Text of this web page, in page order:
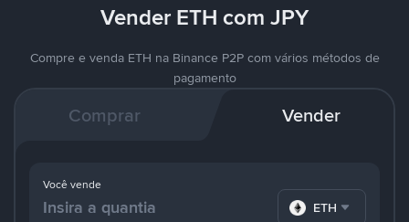
Vender ETH com JPY
Compre e venda ETH na Binance P2P com vários métodos de
pagamento
Comprar Vender
Você vende
ETH